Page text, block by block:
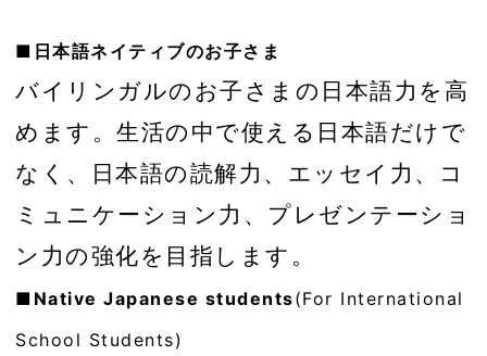
■日本語ネイティブのお子さま
バイリンガルのお子さまの日本語力を高
めます。生活の中で使える日本語だけで
なく、日本語の読解力、エッセイ力、コ
ミュニケーション力、プレゼンテーショ
ン力の強化を目指します。
■Native Japanese students(For International
School Students)